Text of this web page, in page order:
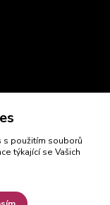
s použitím souborů
týkající se Vašich